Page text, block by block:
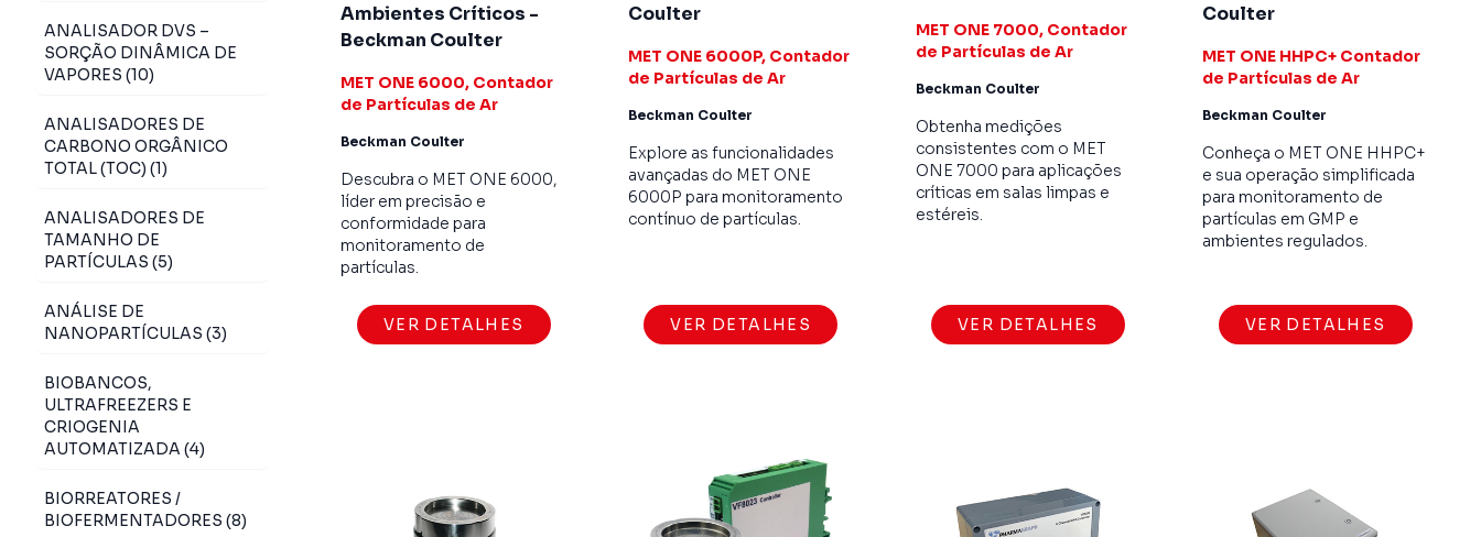
Ambientes Críticos -
Beckman Coulter
MET ONE 6000, Contador
de Partículas de Ar
Beckman Coulter
Descubra o MET ONE 6000,
líder em precisão e
conformidade para
monitoramento de
partículas.
VER DETALHES
Coulter
MET ONE 6000P, Contador
de Partículas de Ar
Beckman Coulter
Explore as funcionalidades
avançadas do MET ONE
6000P para monitoramento
contínuo de partículas.
VER DETALHES
MET ONE 7000, Contador
de Partículas de Ar
Beckman Coulter
Obtenha medições
consistentes com o MET
ONE 7000 para aplicações
críticas em salas limpas e
estéreis.
VER DETALHES
Coulter
MET ONE HHPC+ Contador
de Partículas de Ar
Beckman Coulter
Conheça o MET ONE HHPC+
e sua operação simplificada
para monitoramento de
partículas em GMP e
ambientes regulados.
VER DETALHES
ANALISADOR DVS –
SORÇÃO DINÂMICA DE
VAPORES (10)
ANALISADORES DE
CARBONO ORGÂNICO
TOTAL (TOC) (1)
ANALISADORES DE
TAMANHO DE
PARTÍCULAS (5)
ANÁLISE DE
NANOPARTÍCULAS (3)
BIOBANCOS,
ULTRAFREEZERS E
CRIOGENIA
AUTOMATIZADA (4)
BIORREATORES /
BIOFERMENTADORES (8)